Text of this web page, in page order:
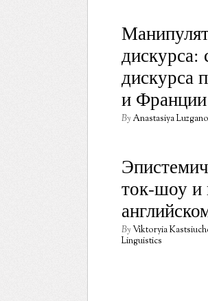
дискурса:
дискурса
и Франции
By Anastasiya
ток-шоу и
ByViktoryia
Linguistics